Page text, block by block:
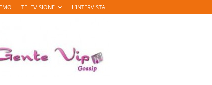
TELEVISIONE L’INTERVISTA